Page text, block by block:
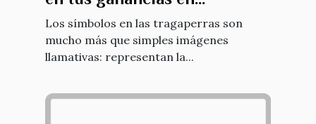
tragaperras?
Los símbolos en las tragaperras son
mucho más que simples imágenes
llamativas: representan la...